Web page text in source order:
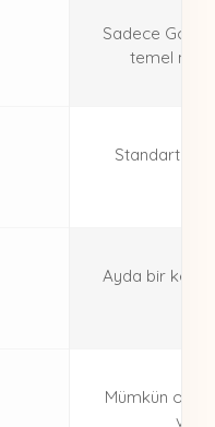
Sadece
temel
Standart
Ayda bir kez
Mümkün
ve